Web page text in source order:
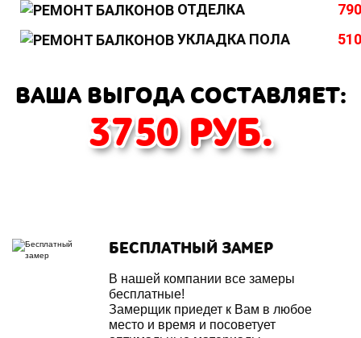
ОТДЕЛКА
УКЛАДКА ПОЛА
ВАША ВЫГОДА СОСТАВЛЯЕТ:
3750РУБ.
БЕСПЛАТНЫЙ ЗАМЕР
В нашей компании все замеры
бесплатные!
Замерщик приедет к Вам в любое
место и время и посоветует